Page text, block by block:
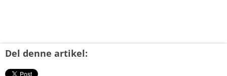
Del denne artikel: